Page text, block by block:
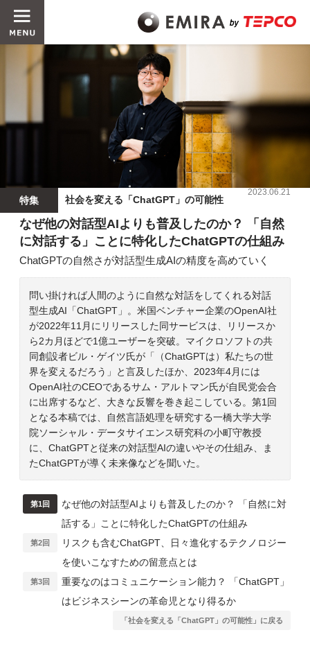
特集 社会を変える「ChatGPT」の可能性
2023.06.21
なぜ他の対話型AIよりも普及したのか？ 「自然
に対話する」ことに特化したChatGPTの仕組み
ChatGPTの自然さが対話型生成AIの精度を高めていく
問い掛ければ人間のように自然な対話をしてくれる対話
型生成AI「ChatGPT」。米国ベンチャー企業のOpenAI社
が2022年11月にリリースした同サービスは、リリースか
ら2カ月ほどで1億ユーザーを突破。マイクロソフトの共
同創設者ビル・ゲイツ氏が「（ChatGPTは）私たちの世
界を変えるだろう」と言及したほか、2023年4月には
OpenAI社のCEOであるサム・アルトマン氏が自民党会合
に出席するなど、大きな反響を巻き起こしている。第1回
となる本稿では、自然言語処理を研究する一橋大学大学
院ソーシャル・データサイエンス研究科の小町守教授
に、ChatGPTと従来の対話型AIの違いやその仕組み、ま
たChatGPTが導く未来像などを聞いた。
第1回
なぜ他の対話型AIよりも普及したのか？ 「自然に対
話する」ことに特化したChatGPTの仕組み
第2回
リスクも含むChatGPT、日々進化するテクノロジー
を使いこなすための留意点とは
第3回
重要なのはコミュニケーション能力？ 「ChatGPT」
はビジネスシーンの革命児となり得るか
「社会を変える「ChatGPT」の可能性」に戻る